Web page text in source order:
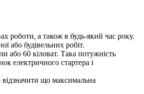
роботи, а також в будь-який час року.
або будівельних робіт.
або 60 кіловат. Така потужність
електричного стартера і
відзначити що максимальна